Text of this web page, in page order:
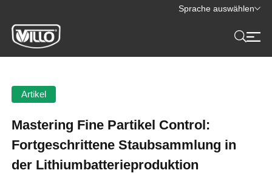
Sprache auswählen
Artikel
Mastering Fine Partikel Control:
Fortgeschrittene Staubsammlung in
der Lithiumbatterieproduktion